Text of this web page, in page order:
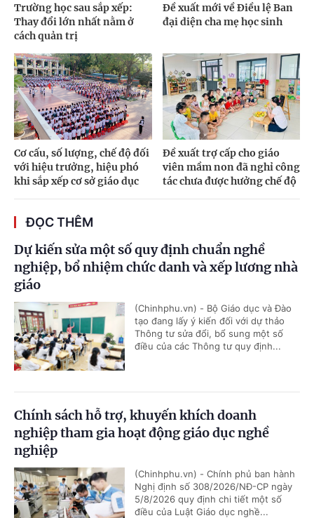
Trường học sau sắp xếp:
Thay đổi lớn nhất nằm ở
cách quản trị
Đề xuất mới về Điều lệ Ban
đại diện cha mẹ học sinh
Cơ cấu, số lượng, chế độ đối
với hiệu trưởng, hiệu phó
khi sắp xếp cơ sở giáo dục
Đề xuất trợ cấp cho giáo
viên mầm non đã nghỉ công
tác chưa được hưởng chế độ
ĐỌC THÊM
Dự kiến sửa một số quy định chuẩn nghề
nghiệp, bổ nhiệm chức danh và xếp lương nhà
giáo
(Chinhphu.vn) - Bộ Giáo dục và Đào
tạo đang lấy ý kiến đối với dự thảo
Thông tư sửa đổi, bổ sung một số
điều của các Thông tư quy định...
Chính sách hỗ trợ, khuyến khích doanh
nghiệp tham gia hoạt động giáo dục nghề
nghiệp
(Chinhphu.vn) - Chính phủ ban hành
Nghị định số 308/2026/NĐ-CP ngày
5/8/2026 quy định chi tiết một số
điều của Luật Giáo dục nghề...